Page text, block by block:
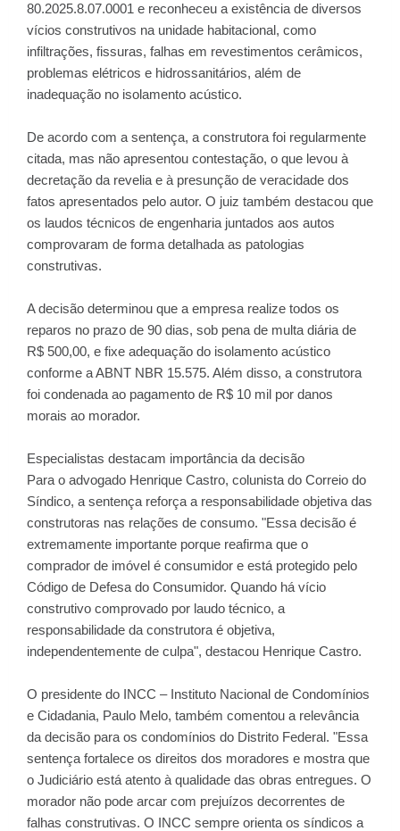
80.2025.8.07.0001 e reconheceu a existência de diversos
vícios construtivos na unidade habitacional, como
infiltrações, fissuras, falhas em revestimentos cerâmicos,
problemas elétricos e hidrossanitários, além de
inadequação no isolamento acústico.
De acordo com a sentença, a construtora foi regularmente
citada, mas não apresentou contestação, o que levou à
decretação da revelia e à presunção de veracidade dos
fatos apresentados pelo autor. O juiz também destacou que
os laudos técnicos de engenharia juntados aos autos
comprovaram de forma detalhada as patologias
construtivas.
A decisão determinou que a empresa realize todos os
reparos no prazo de 90 dias, sob pena de multa diária de
R$ 500,00, e fixe adequação do isolamento acústico
conforme a ABNT NBR 15.575. Além disso, a construtora
foi condenada ao pagamento de R$ 10 mil por danos
morais ao morador.
Especialistas destacam importância da decisão
Para o advogado Henrique Castro, colunista do Correio do
Síndico, a sentença reforça a responsabilidade objetiva das
construtoras nas relações de consumo. "Essa decisão é
extremamente importante porque reafirma que o
comprador de imóvel é consumidor e está protegido pelo
Código de Defesa do Consumidor. Quando há vício
construtivo comprovado por laudo técnico, a
responsabilidade da construtora é objetiva,
independentemente de culpa", destacou Henrique Castro.
O presidente do INCC – Instituto Nacional de Condomínios
e Cidadania, Paulo Melo, também comentou a relevância
da decisão para os condomínios do Distrito Federal. "Essa
sentença fortalece os direitos dos moradores e mostra que
o Judiciário está atento à qualidade das obras entregues. O
morador não pode arcar com prejuízos decorrentes de
falhas construtivas. O INCC sempre orienta os síndicos a